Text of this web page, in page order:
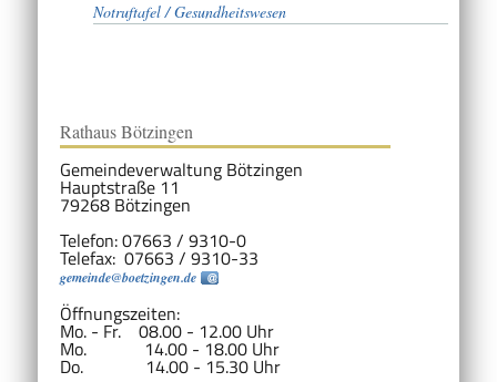
Notruftafel / Gesundheitswesen
Rathaus Bötzingen
Gemeindeverwaltung Bötzingen
Hauptstraße 11
79268 Bötzingen
Telefon: 07663 / 9310-0
Telefax: 07663 / 9310-33
gemeinde@boetzingen.de
Öffnungszeiten:
Mo. - Fr. 08.00 - 12.00 Uhr
Mo. 14.00 - 18.00 Uhr
Do. 14.00 - 15.30 Uhr